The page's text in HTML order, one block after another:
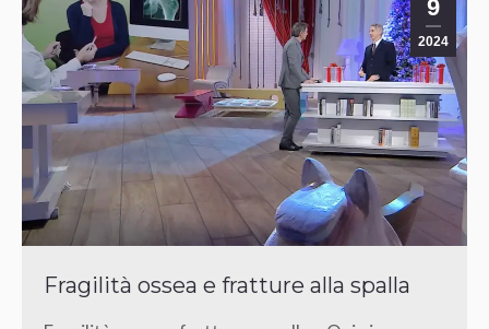
9
2024
Fragilità ossea e fratture alla spalla